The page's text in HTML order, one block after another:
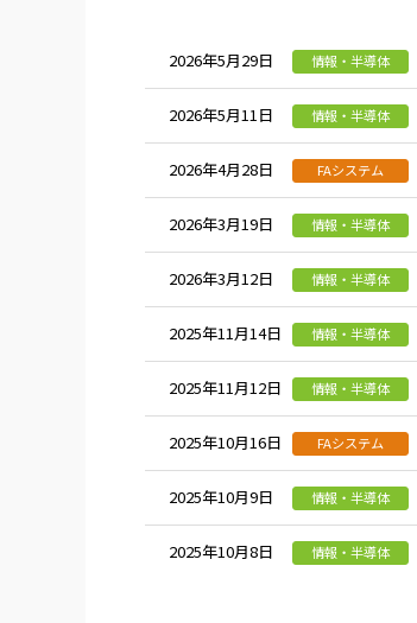
2026年5月29日 情報・半導体
2026年5月11日 情報・半導体
2026年4月28日 FAシステム
2026年3月19日 情報・半導体
2026年3月12日 情報・半導体
2025年11月14日 情報・半導体
2025年11月12日 情報・半導体
2025年10月16日 FAシステム
2025年10月9日 情報・半導体
2025年10月8日 情報・半導体